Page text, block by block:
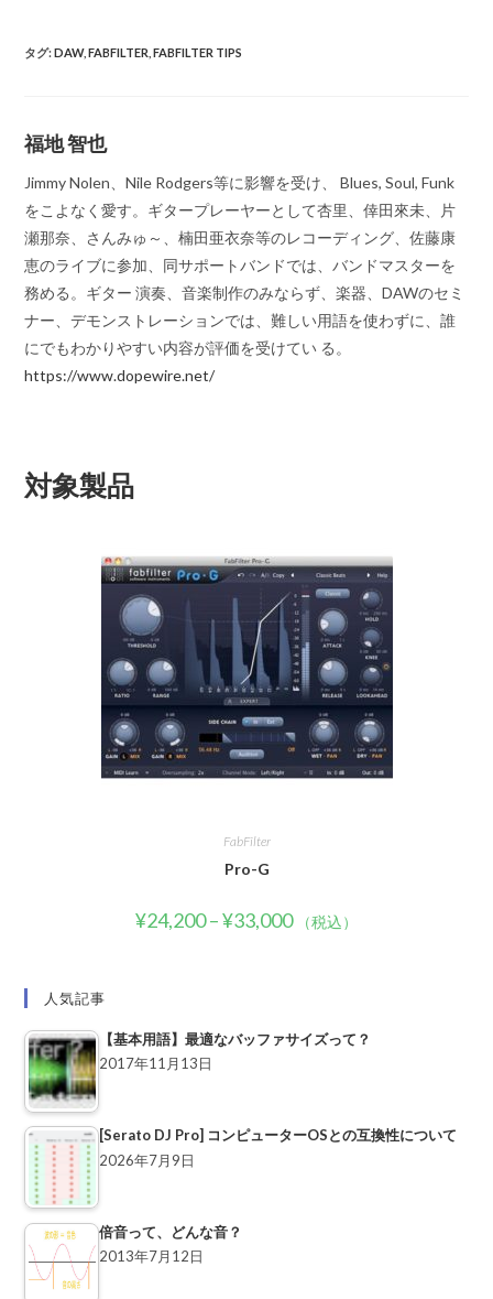
タグ:DAW, FABFILTER FABFILTER TIPS
福地 智也
Jimmy Nolen、Nile Rodgers等に影響を受け、 Blues, Soul, Funk
をこよなく愛す。ギタープレーヤーとして杏里、倖田來未、片
瀬那奈、さんみゅ～、楠田亜衣奈等のレコーディング、佐藤康
恵のライブに参加、同サポートバンドでは、バンドマスターを
務める。ギター 演奏、音楽制作のみならず、楽器、DAWのセミ
ナー、デモンストレーションでは、難しい用語を使わずに、誰
にでもわかりやすい内容が評価を受けてい る。
https://www.dopewire.net/
対象製品
FabFilter
Pro-G
¥24,200–¥33,000 （税込）
人気記事
【基本用語】最適なバッファサイズって？
2017年11月13日
[Serato DJ Pro] コンピューターOSとの互換性について
2026年7月9日
倍音って、どんな音？
2013年7月12日